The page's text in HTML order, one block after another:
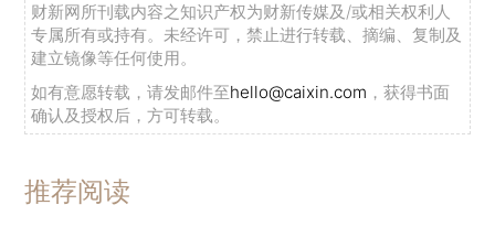
财新网所刊载内容之知识产权为财新传媒及/或相关权利人
专属所有或持有。未经许可，禁止进行转载、摘编、复制及
建立镜像等任何使用。
如有意愿转载，请发邮件至hello@caixin.com ，获得书面
确认及授权后，方可转载。
推荐阅读